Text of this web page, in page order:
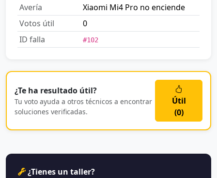
Avería
Xiaomi Mi4 Pro no enciende
Votos útil
0
ID falla
#102
¿Te ha resultado útil?
Tu voto ayuda a otros técnicos a encontrar
soluciones verificadas.
Útil
(0)
¿Tienes un taller?